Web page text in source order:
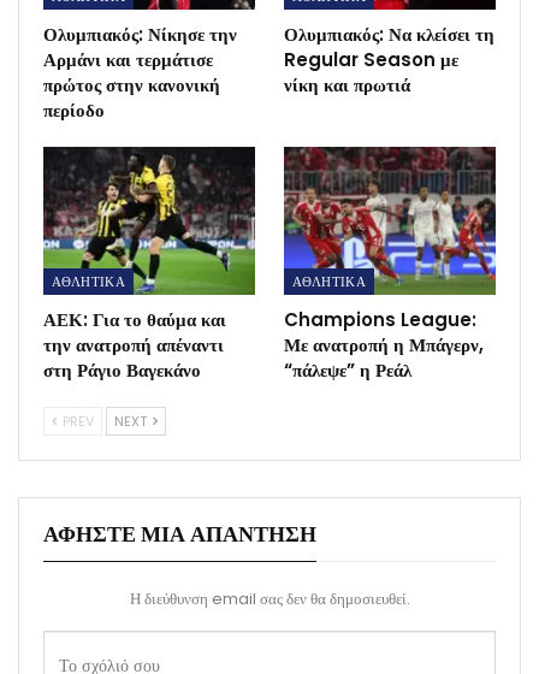
Ολυμπιακός: Νίκησε την
Αρμάνι και τερμάτισε
πρώτος στην κανονική
περίοδο
Ολυμπιακός: Να κλείσει τη
Regular Season με
νίκη και πρωτιά
ΑΘΛΗΤΙΚΑ
ΑΕΚ: Για το θαύμα και
την ανατροπή απέναντι
στη Ράγιο Βαγεκάνο
ΑΘΛΗΤΙΚΑ
Champions League:
Με ανατροπή η Μπάγερν,
“πάλεψε” η Ρεάλ
PREV NEXT
ΑΦΉΣΤΕ ΜΙΑ ΑΠΆΝΤΗΣΗ
Η διεύθυνση email σας δεν θα δημοσιευθεί.